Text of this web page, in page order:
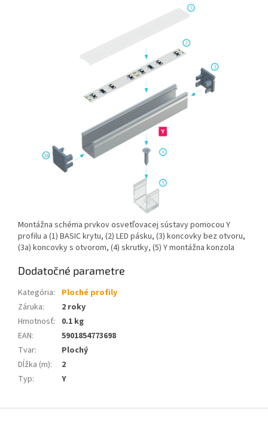
Montážna schéma prvkov osvetľovacej sústavy pomocou Y
profilu a (1) BASIC krytu, (2) LED pásku, (3) koncovky bez otvoru,
(3a) koncovky s otvorom, (4) skrutky, (5) Y montážna konzola
Dodatočné parametre
Kategória:
Ploché profily
Záruka:
2 roky
Hmotnosť: 0.1 kg
EAN:
5901854773698
Tvar:
Plochý
Dĺžka (m):
2
Typ: Y